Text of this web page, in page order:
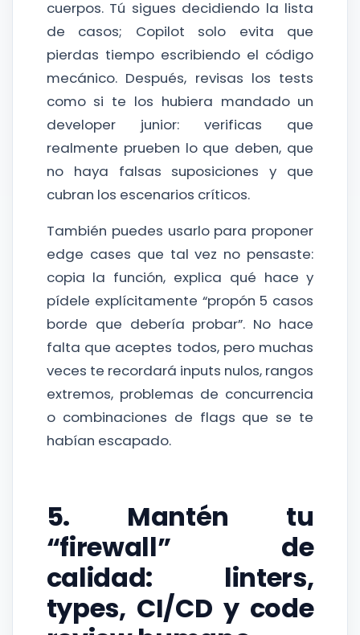
cuerpos. Tú sigues decidiendo la lista
de casos; Copilot solo evita que
pierdas tiempo escribiendo el código
mecánico. Después, revisas los tests
como si te los hubiera mandado un
developer junior: verificas que
realmente prueben lo que deben, que
no haya falsas suposiciones y que
cubran los escenarios críticos.
También puedes usarlo para proponer
edge cases que tal vez no pensaste:
copia la función, explica qué hace y
pídele explícitamente “propón 5 casos
borde que debería probar”. No hace
falta que aceptes todos, pero muchas
veces te recordará inputs nulos, rangos
extremos, problemas de concurrencia
o combinaciones de flags que se te
habían escapado.
5. Mantén tu
“firewall” de
calidad: linters,
types, CI/CD y code